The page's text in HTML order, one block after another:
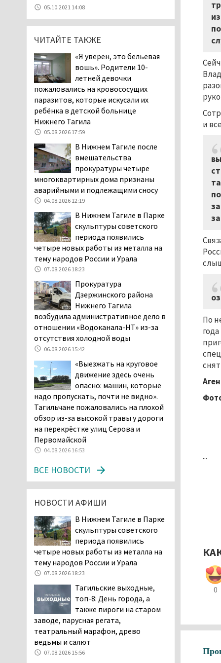
и
По
...
0
Екатеринбург подвергся
атаке БПЛА, восемь из
них были сбиты, три
центра
07.08.2026 11:28
Тагильские спасатели
помогли заблудившемуся
в лесу мужчине найти
дорогу домой
06.08.2026 16:28
Прокуратура
Дзержинского района
Нижнего Тагила
возбудила административное дело в
отношении «Водоканала-НТ» из-за
отсутствия холодной воды
Двое детей пострадали
при сходе трамвая с
рельсов в Нижнем Тагиле
Правительство РФ
разрешило производство
и продажу бензина класса
«Евро-2», в котором содержание
серы в 10 раз выше, чем в топливе
«Евро-5». Это опасно для здоровья и
повышает износ автомобиля
06.08.2026 13:53
В Детской городской
больнице № 3 Нижнего
Тагила опровергли
обвинения родителей, которые
заявили, что их дочь в палате
покусала бельевая вошь
06.08.2026 13:02
В Нижнем Тагиле на три
дня запретят
06.08.2026 11:41
«Я уверен, это бельевая
вошь». Родители 10-
летней девочки
пожаловались на кровососущих
паразитов, которые искусали их
ребёнка в детской больнице
Нижнего Тагила
05.08.2026 17:59
Директора уральского
предприятия по
производству дронов
«Упырь» подорвали в автомобиле
под Екатеринбургом
05.08.2026 17:05
Эксперты назвали
причины массового мора
05.10.2021 14:08
ЧИТАЙТЕ ТАКЖЕ
«Я уверен, это бельевая
вошь». Родители 10-
летней девочки
пожаловались на кровососущих
паразитов, которые искусали их
ребёнка в детской больнице
Нижнего Тагила
05.08.2026 17:59
В Нижнем Тагиле после
вмешательства
прокуратуры четыре
многоквартирных дома признаны
аварийными и подлежащими сносу
04.08.2026 12:19
В Нижнем Тагиле в Парке
скульптуры советского
периода появились
четыре новых работы из металла на
тему народов России и Урала
07.08.2026 18:23
Прокуратура
Дзержинского района
Нижнего Тагила
возбудила административное дело в
отношении «Водоканала-НТ» из-за
отсутствия холодной воды
06.08.2026 15:42
«Выезжать на круговое
движение здесь очень
опасно: машин, которые
надо пропускать, почти не видно».
Тагильчане пожаловались на плохой
обзор из-за высокой травы у дороги
на перекрёстке улиц Серова и
Первомайской
04.08.2026 16:53
ВСЕ НОВОСТИ
НОВОСТИ АФИШИ
В Нижнем Тагиле в Парке
скульптуры советского
периода появились
четыре новых работы из металла на
тему народов России и Урала
07.08.2026 18:23
Тагильские выходные,
топ-8: День города, а
также пироги на старом
заводе, парусная регата,
театральный марафон, древо
ведьмы и салют
07.08.2026 15:56